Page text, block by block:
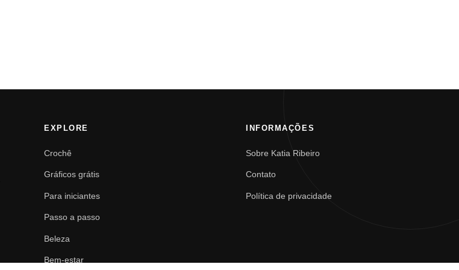
EXPLORE
Crochê
Gráficos grátis
Para iniciantes
Passo a passo
Beleza
Bem-estar
INFORMAÇÕES
Sobre Katia Ribeiro
Contato
Política de privacidade